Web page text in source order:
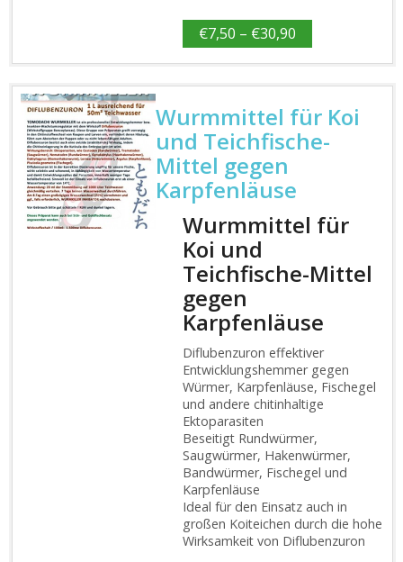
€7,50 – €30,90
Wurmmittel für Koi
und Teichfische-
Mittel gegen
Karpfenläuse
Wurmmittel für
Koi und
Teichfische-Mittel
gegen
Karpfenläuse
Diflubenzuron effektiver
Entwicklungshemmer gegen
Würmer, Karpfenläuse, Fischegel
und andere chitinhaltige
Ektoparasiten
Beseitigt Rundwürmer,
Saugwürmer, Hakenwürmer,
Bandwürmer, Fischegel und
Karpfenläuse
Ideal für den Einsatz auch in
großen Koiteichen durch die hohe
Wirksamkeit von Diflubenzuron